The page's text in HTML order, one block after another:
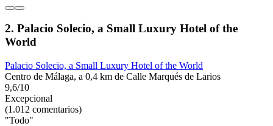
2. Palacio Solecio, a Small Luxury Hotel of the
World
Palacio Solecio, a Small Luxury Hotel of the World
Centro de Málaga, a 0,4 km de Calle Marqués de Larios
9,6/10
Excepcional
(1.012 comentarios)
"Todo"